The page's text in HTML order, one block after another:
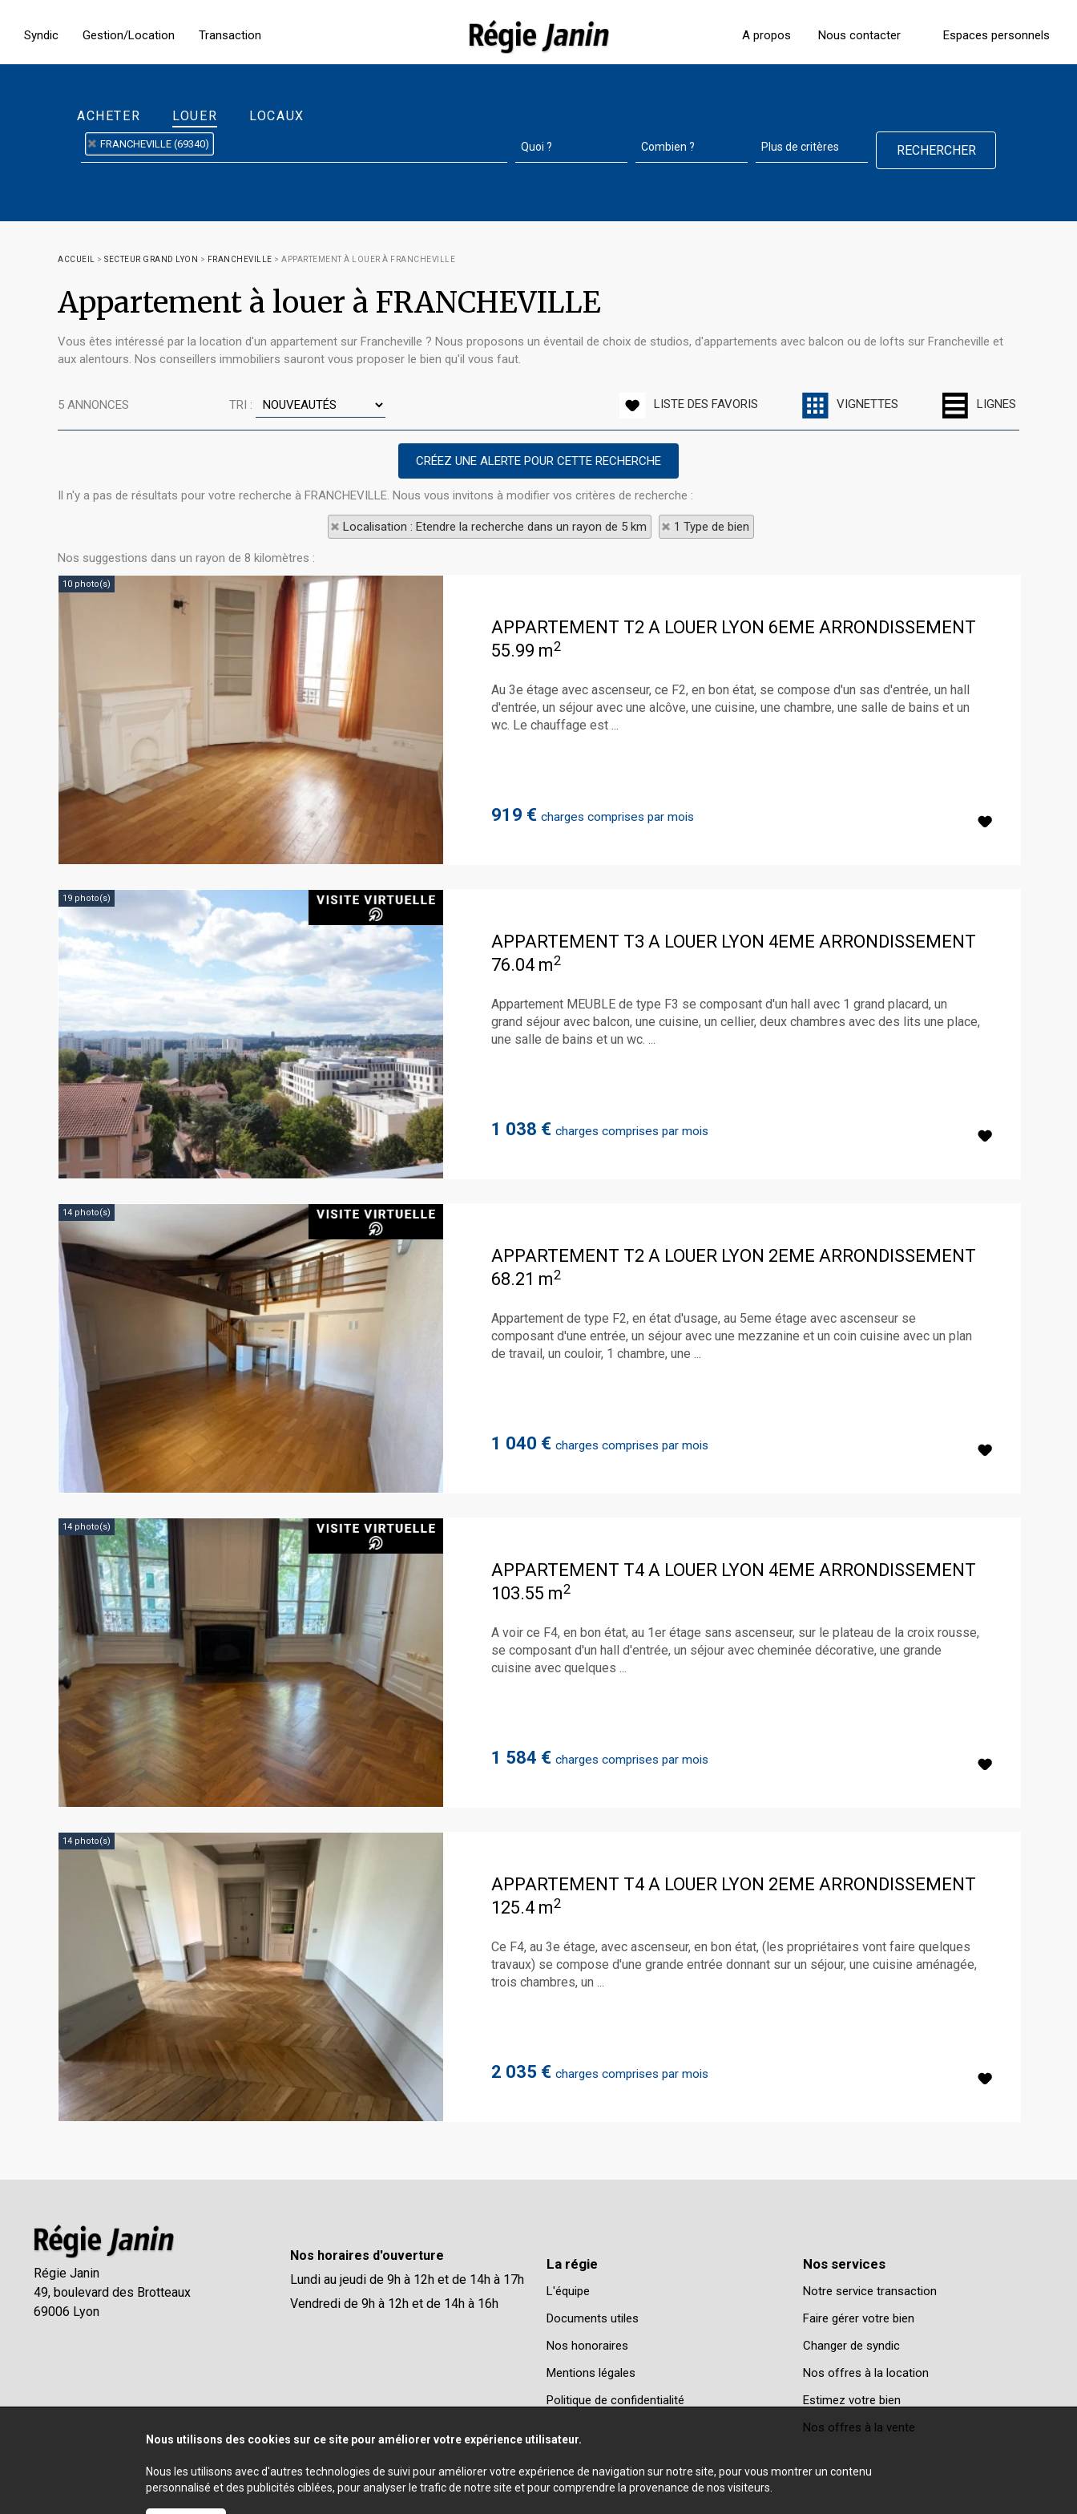
A propos Nous contacter Espaces personnels
Syndic Gestion/Location Transaction
ACHETER LOUER LOCAUX
FRANCHEVILLE (69340)
ACCUEIL > SECTEUR GRAND LYON > FRANCHEVILLE > APPARTEMENT À LOUER À FRANCHEVILLE
Appartement à louer à FRANCHEVILLE
Vous êtes intéressé par la location d'un appartement sur Francheville ? Nous proposons un éventail de choix de studios, d'appartements avec balcon ou de lofts sur Francheville et
aux alentours. Nos conseillers immobiliers sauront vous proposer le bien qu'il vous faut.
5 ANNONCES TRI : LISTE DES FAVORIS VIGNETTES LIGNES
Il n'y a pas de résultats pour votre recherche à FRANCHEVILLE. Nous vous invitons à modifier vos critères de recherche :
Localisation : Etendre la recherche dans un rayon de 5 km 1 Type de bien
Nos suggestions dans un rayon de 8 kilomètres :
10 photo(s)
APPARTEMENT T2 A LOUER LYON 6EME ARRONDISSEMENT
55.99 m2
919 € charges comprises par mois
Au 3e étage avec ascenseur, ce F2, en bon état, se compose d'un sas d'entrée, un hall
d'entrée, un séjour avec une alcôve, une cuisine, une chambre, une salle de bains et un
wc. Le chauffage est ...
19 photo(s)
APPARTEMENT T3 A LOUER LYON 4EME ARRONDISSEMENT
76.04 m2
1 038 € charges comprises par mois
Appartement MEUBLE de type F3 se composant d'un hall avec 1 grand placard, un
grand séjour avec balcon, une cuisine, un cellier, deux chambres avec des lits une place,
une salle de bains et un wc. ...
14 photo(s)
APPARTEMENT T2 A LOUER LYON 2EME ARRONDISSEMENT
68.21 m2
1 040 € charges comprises par mois
Appartement de type F2, en état d'usage, au 5eme étage avec ascenseur se
composant d'une entrée, un séjour avec une mezzanine et un coin cuisine avec un plan
de travail, un couloir, 1 chambre, une ...
14 photo(s)
APPARTEMENT T4 A LOUER LYON 4EME ARRONDISSEMENT
103.55 m2
1 584 € charges comprises par mois
A voir ce F4, en bon état, au 1er étage sans ascenseur, sur le plateau de la croix rousse,
se composant d'un hall d'entrée, un séjour avec cheminée décorative, une grande
cuisine avec quelques ...
14 photo(s)
APPARTEMENT T4 A LOUER LYON 2EME ARRONDISSEMENT
125.4 m2
2 035 € charges comprises par mois
Ce F4, au 3e étage, avec ascenseur, en bon état, (les propriétaires vont faire quelques
travaux) se compose d'une grande entrée donnant sur un séjour, une cuisine aménagée,
trois chambres, un ...
Régie Janin
49, boulevard des Brotteaux
69006 Lyon
Nos horaires d'ouverture
Lundi au jeudi de 9h à 12h et de 14h à 17h
Vendredi de 9h à 12h et de 14h à 16h
La régie
L'équipe
Documents utiles
Nos honoraires
Mentions légales
Politique de confidentialité
Nos services
Notre service transaction
Faire gérer votre bien
Changer de syndic
Nos offres à la location
Estimez votre bien
Nos offres à la vente
Nous utilisons des cookies sur ce site pour améliorer votre expérience utilisateur.
Nous les utilisons avec d'autres technologies de suivi pour améliorer votre expérience de navigation sur notre site, pour vous montrer un contenu
personnalisé et des publicités ciblées, pour analyser le trafic de notre site et pour comprendre la provenance de nos visiteurs.